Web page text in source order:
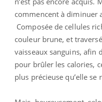
commencent à diminuer
Composée de cellules
couleur brune, et
vaisseaux sanguins, afin
pour brûler les calories,
plus précieuse qu’elle se